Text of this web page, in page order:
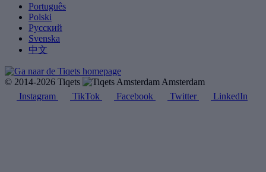
Português
Polski
Русский
Svenska
中文
© 2014-2026 Tiqets
Amsterdam
Instagram
TikTok Facebook Twitter LinkedIn